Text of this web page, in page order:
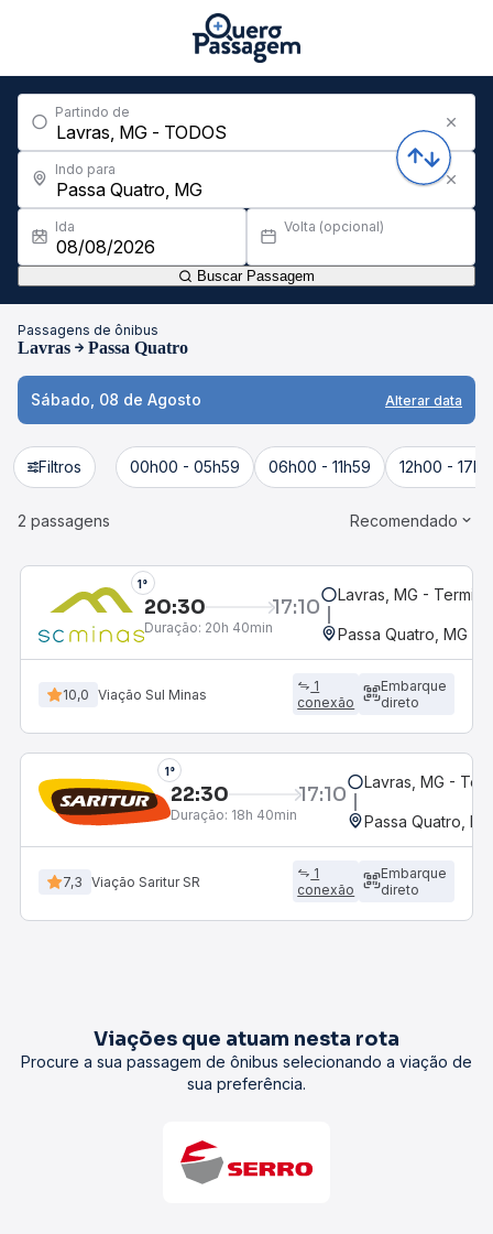
Partindo de
Indo para
Ida Volta (opcional)
Buscar Passagem
Passagens de ônibus
Lavras Passa Quatro
Sábado, 08 de Agosto Alterar data
Filtros 00h00 - 05h59 06h00 - 11h59 12h00 -
2 passagens Recomendado
1°
20:30 17:10
Duração: 20h 40min
Lavras, MG -
Passa Quatro, MG
10,0 Viação Sul Minas
1
conexão
Embarque
direto
1°
22:30 17:10
Duração: 18h 40min
Lavras, MG -
Passa Quatro, MG
7,3 Viação Saritur SR
1
conexão
Embarque
direto
Viações que atuam nesta rota
Procure a sua passagem de ônibus selecionando a viação de
sua preferência.